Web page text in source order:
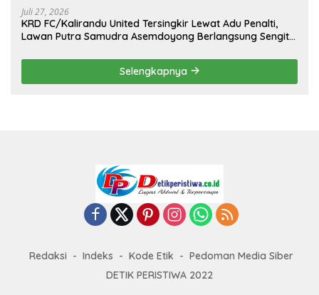
Juli 27, 2026
KRD FC/Kalirandu United Tersingkir Lewat Adu Penalti,
Lawan Putra Samudra Asemdoyong Berlangsung Sengit
Selengkapnya
Redaksi Indeks Kode Etik
Pedoman Media Siber
DETIK PERISTIWA 2022